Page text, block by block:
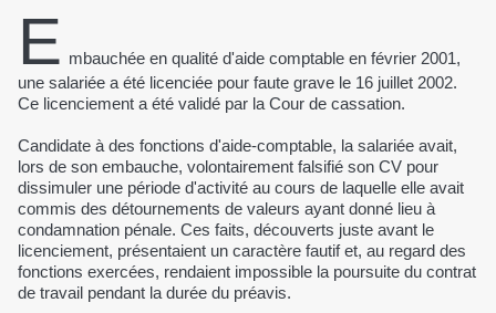
E mbauchée en qualité d'aide comptable en février 2001,
une salariée a été licenciée pour faute grave le 16 juillet 2002.
Ce licenciement a été validé par la Cour de cassation.
Candidate à des fonctions d'aide-comptable, la salariée avait,
lors de son embauche, volontairement falsifié son CV pour
dissimuler une période d'activité au cours de laquelle elle avait
commis des détournements de valeurs ayant donné lieu à
condamnation pénale. Ces faits, découverts juste avant le
licenciement, présentaient un caractère fautif et, au regard des
fonctions exercées, rendaient impossible la poursuite du contrat
de travail pendant la durée du préavis.